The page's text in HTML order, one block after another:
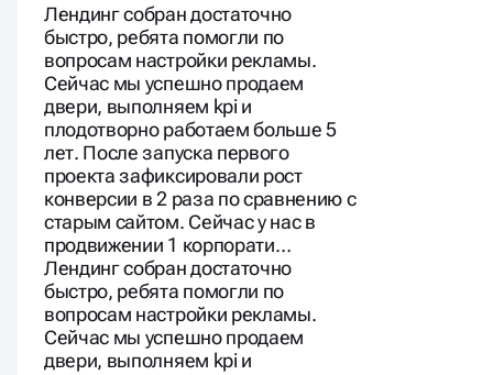
Лендинг собран достаточно
быстро, ребята помогли по
вопросам настройки рекламы.
Сейчас мы успешно продаем
двери, выполняем kpi и
плодотворно работаем больше 5
лет. После запуска первого
проекта зафиксировали рост
конверсии в 2 раза по сравнению с
старым сайтом. Сейчас у нас в
продвижении 1 корпорати…
Лендинг собран достаточно
быстро, ребята помогли по
вопросам настройки рекламы.
Сейчас мы успешно продаем
двери, выполняем kpi и